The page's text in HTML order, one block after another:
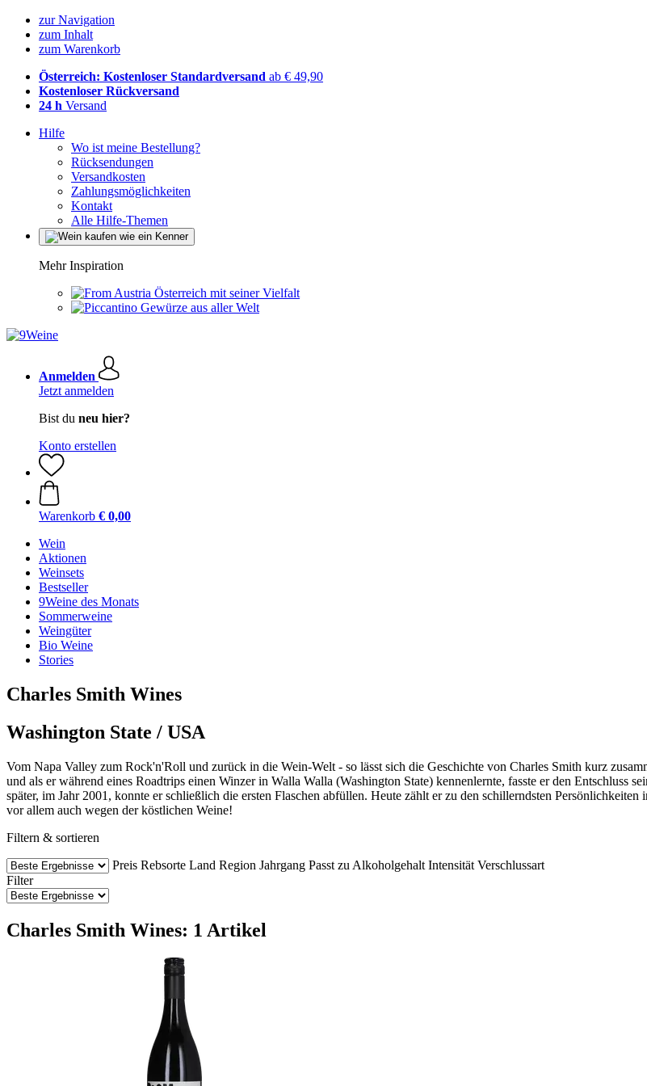
zur Navigation
zum Inhalt
zum Warenkorb
Österreich: Kostenloser Standardversand ab € 49,90
Kostenloser Rückversand
24 h Versand
Hilfe
Wo ist meine Bestellung?
Rücksendungen
Versandkosten
Zahlungsmöglichkeiten
Kontakt
Alle Hilfe-Themen
Mehr Inspiration
Österreich mit seiner Vielfalt
Gewürze aus aller Welt
Anmelden
Jetzt anmelden
Bist du neu hier?
Konto erstellen
Warenkorb € 0,00
Wein
Aktionen
Weinsets
Bestseller
9Weine des Monats
Sommerweine
Weingüter
Bio Weine
Stories
Charles Smith Wines
Washington State / USA
Vom Napa Valley zum Rock'n'Roll und zurück in die Wein-Welt - so lässt sich die Geschichte von Charles Smith kurz
und als er während eines Roadtrips einen Winzer in Walla Walla (Washington State) kennenlernte, fasste er den Entschluss
später, im Jahr 2001, konnte er schließlich die ersten Flaschen abfüllen. Heute zählt er zu den schillerndsten
vor allem auch wegen der köstlichen Weine!
Filtern & sortieren
Preis Rebsorte Land Region Jahrgang Passt zu Alkoholgehalt Intensität Verschlussart
Filter
Charles Smith Wines: 1 Artikel